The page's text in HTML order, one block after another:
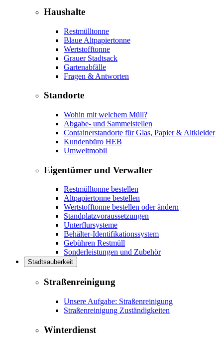
Haushalte
Restmülltonne
Blaue Altpapiertonne
Wertstofftonne
Grauer Stadtsack
Gartenabfälle
Fragen & Antworten
Standorte
Wohin mit welchem Müll?
Abgabe- und Sammelstellen
Containerstandorte für Glas, Papier & Altkleider
Kundenbüro HEB
Umweltmobil
Eigentümer und Verwalter
Restmülltonne bestellen
Altpapiertonne bestellen
Wertstofftonne bestellen oder ändern
Standplatzvoraussetzungen
Unterflursysteme
Behälter-Identifikationssystem
Gebühren Restmüll
Sonderleistungen und Zubehör
Stadtsauberkeit
Straßenreinigung
Unsere Aufgabe: Straßenreinigung
Straßenreinigung Zuständigkeiten
Winterdienst